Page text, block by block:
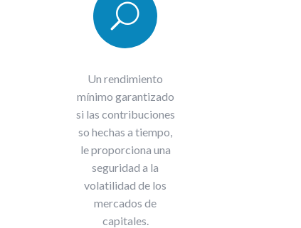
U
Un rendimiento
mínimo garantizado
si las contribuciones
so hechas a tiempo,
le proporciona una
seguridad a la
volatilidad de los
mercados de
capitales.